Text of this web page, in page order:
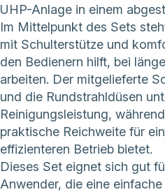
UHP-Anlage in einem
Im Mittelpunkt des Sets
mit Schulterstütze und
den Bedienern hilft, bei
arbeiten. Der mitgelieferte
und die Rundstrahldüsen
Reinigungsleistung,
praktische Reichweite für
effizienteren Betrieb bietet.
Dieses Set eignet sich gut
Anwender, die eine